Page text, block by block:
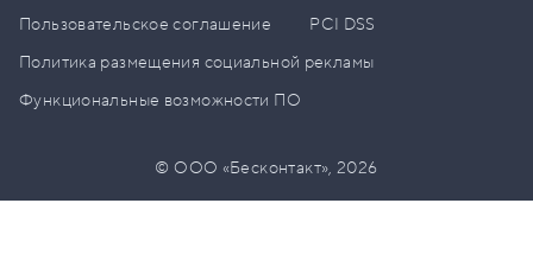
Пользовательское соглашение
PCI DSS
Политика размещения социальной рекламы
Функциональные возможности ПО
© ООО «Бесконтакт»,2026